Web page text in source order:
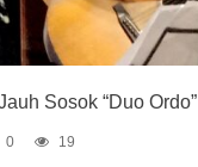
Sosok “Duo Ordo”
0 19